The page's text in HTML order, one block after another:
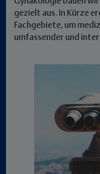
gezielt aus. In Kürze
Fachgebiete, um
umfassender und